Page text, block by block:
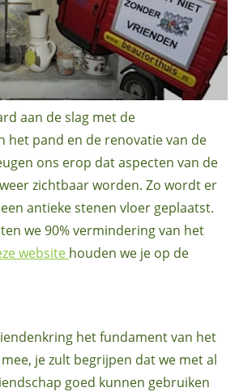
aan de slag met de
het pand en de renovatie van de
ons erop dat aspecten van de
zichtbaar worden. Zo wordt er
antieke stenen vloer geplaatst.
we 90% vermindering van het
website houden we je op de
het fundament van het
je zult begrijpen dat we met al
goed kunnen gebruiken